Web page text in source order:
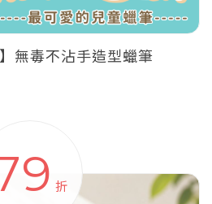
無毒不沾手造型蠟筆
折